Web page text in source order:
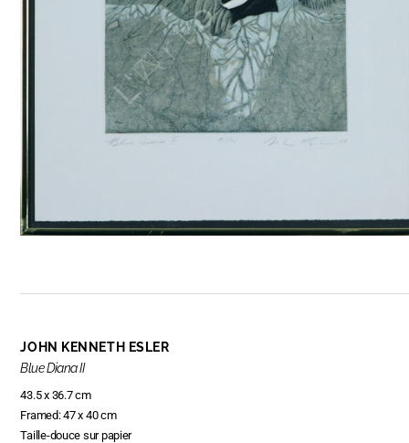
JOHN KENNETH ESLER
Blue Diana II
43.5 x 36.7 cm
Framed: 47 x 40 cm
Taille-douce sur papier